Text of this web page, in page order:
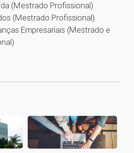
(Mestrado Profissional)
(Mestrado Profissional)
Empresariais (Mestrado e